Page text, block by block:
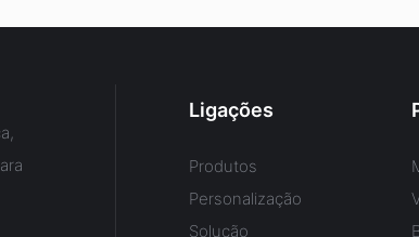
Ligações
Produtos
Personalização
Solução